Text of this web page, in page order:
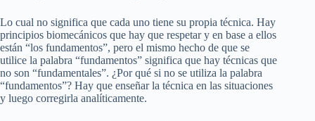
Lo cual no significa que cada uno tiene su propia técnica. Hay
principios biomecánicos que hay que respetar y en base a ellos
están “los fundamentos”, pero el mismo hecho de que se
utilice la palabra “fundamentos” significa que hay técnicas que
no son “fundamentales”. ¿Por qué si no se utiliza la palabra
“fundamentos”? Hay que enseñar la técnica en las situaciones
y luego corregirla analíticamente.